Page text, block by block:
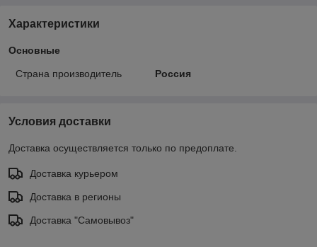
Характеристики
Основные
Страна производитель Россия
Условия доставки
Доставка осуществляется только по предоплате.
Доставка курьером
Доставка в регионы
Доставка "Самовывоз"